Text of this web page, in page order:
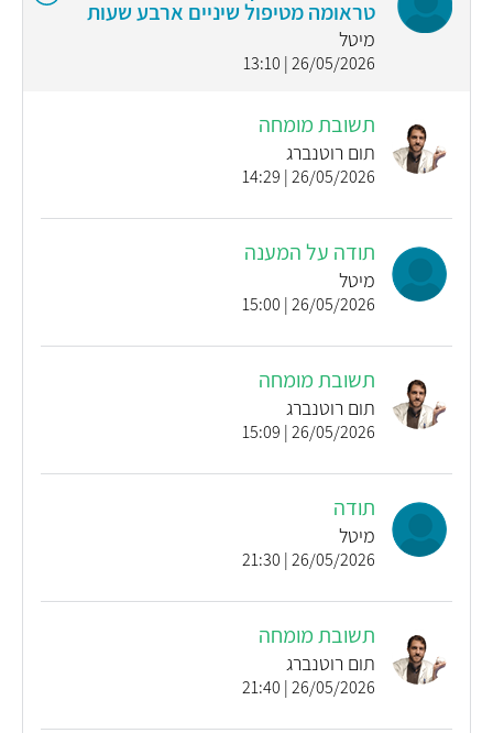
טראומה מטיפול שיניים ארבע שעות
מיטל
26/05/2026 | 13:10
תשובת מומחה
תום רוטנברג
26/05/2026 | 14:29
תודה על המענה
מיטל
26/05/2026 | 15:00
תשובת מומחה
תום רוטנברג
26/05/2026 | 15:09
תודה
מיטל
26/05/2026 | 21:30
תשובת מומחה
תום רוטנברג
26/05/2026 | 21:40